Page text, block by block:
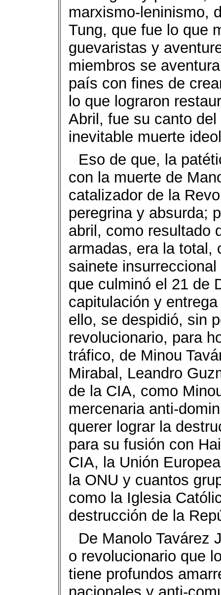
marxismo-leninismo,
Tung, que fue lo que
guevaristas y
miembros se
país con fines de
lo que lograron
Abril, fue su canto
inevitable muerte
Eso de que, la
con la muerte de
catalizador de la
peregrina y absurda;
abril, como resultado
armadas, era la total,
sainete
que culminó el 21 de
capitulación y
ello, se despidió, sin
revolucionario, para
tráfico, de Minou
Mirabal, Leandro
de la CIA, como
mercenaria anti-
querer lograr la
para su fusión con
CIA, la Unión
la ONU y cuantos
como la Iglesia
destrucción de la
De Manolo Tavárez
o revolucionario que
tiene profundos